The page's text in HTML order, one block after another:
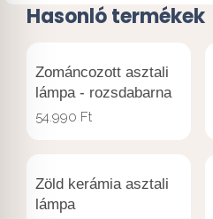
Hasonló termékek
Zománcozott asztali
lámpa - rozsdabarna
54.990 Ft
Zöld kerámia asztali
lámpa